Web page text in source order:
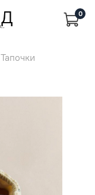
0
Тапочки